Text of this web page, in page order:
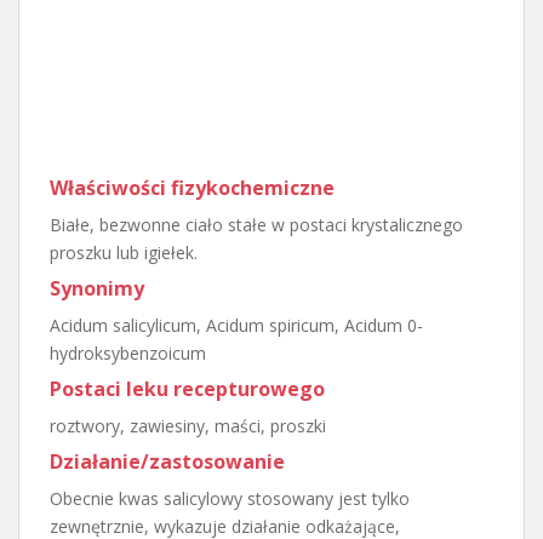
Właściwości fizykochemiczne
Białe, bezwonne ciało stałe w postaci krystalicznego
proszku lub igiełek.
Synonimy
Acidum salicylicum, Acidum spiricum, Acidum 0-
hydroksybenzoicum
Postaci leku recepturowego
roztwory, zawiesiny, maści, proszki
Działanie/zastosowanie
Obecnie kwas salicylowy stosowany jest tylko
zewnętrznie, wykazuje działanie odkażające,